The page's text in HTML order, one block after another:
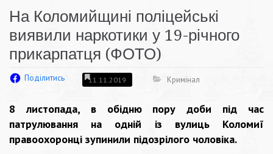
На Коломийщині поліцейські
виявили наркотики у 19-річного
прикарпатця (ФОТО)
Поділитись 11.11.2019 Кримінал
8 листопада, в обідню пору доби під час
патрулювання на одній із вулиць Коломиї
правоохоронці зупинили підозрілого чоловіка.